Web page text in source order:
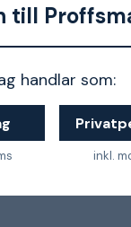
till
handlar som:
inkl.